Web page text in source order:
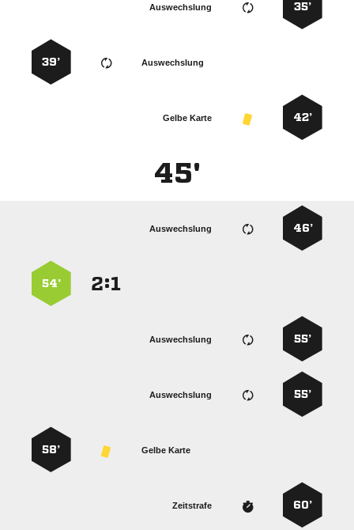
35’
Auswechslung
Auswechslung
39’
42’
Gelbe Karte
45'
46’
Auswechslung
:
54’
55’
Auswechslung
55’
Auswechslung
Gelbe Karte
58’
60’
Zeitstrafe